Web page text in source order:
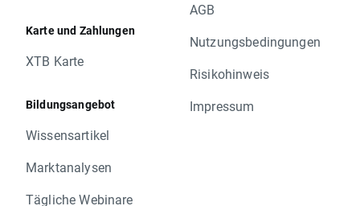
Karte und Zahlungen
XTB Karte
Bildungsangebot
Wissensartikel
Marktanalysen
Tägliche Webinare
AGB
Nutzungsbedingungen
Risikohinweis
Impressum